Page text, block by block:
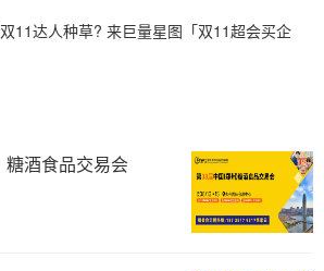
11达人种草? 来巨量星图「双11超会买企
酒食品交易会